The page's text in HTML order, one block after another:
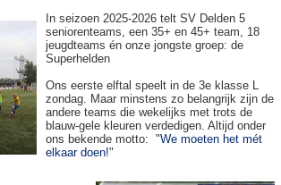
In seizoen 2025-2026 telt SV Delden 5
seniorenteams, een 35+ en 45+ team, 18
jeugdteams én onze jongste groep: de
Superhelden
Ons eerste elftal speelt in de 3e klasse L
zondag. Maar minstens zo belangrijk zijn de
andere teams die wekelijks met trots de
blauw-gele kleuren verdedigen. Altijd onder
ons bekende motto: "We moeten het mét
elkaar doen!"